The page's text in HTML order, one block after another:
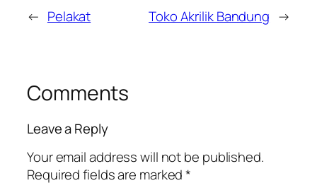
← Pelakat Toko Akrilik Bandung →
Comments
Leave a Reply
Your email address will not be published.
Required fields are marked*